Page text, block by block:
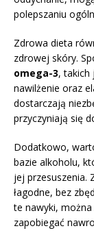
polepszaniu
Zdrowa dieta
zdrowej skóry.
omega-3, takich
nawilżenie oraz
dostarczają
przyczyniają się
Dodatkowo,
bazie alkoholu,
jej przesuszenia.
łagodne, bez
te nawyki,
zapobiegać